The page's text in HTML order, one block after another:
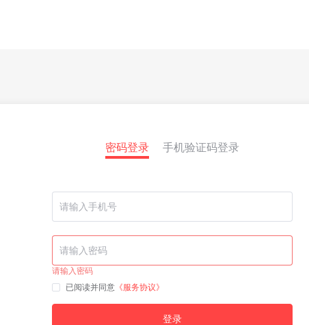
密码登录 手机验证码登录
请输入密码
已阅读并同意 《服务协议》
登录